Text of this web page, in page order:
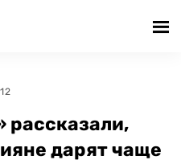
рассказали,
дарят чаще